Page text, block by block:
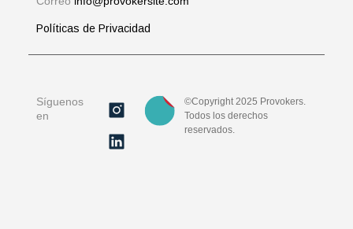
Políticas de Privacidad
Síguenos
en
©Copyright 2025 Provokers.
Todos los derechos
reservados.